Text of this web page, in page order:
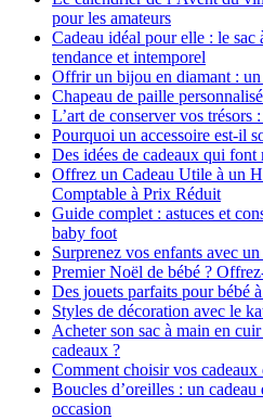
pour les amateurs
Cadeau idéal pour elle : le
tendance et intemporel
Offrir un bijou en diamant : un
Chapeau de paille
L’art de conserver vos
Pourquoi un accessoire est-il
Des idées de cadeaux qui font
Offrez un Cadeau Utile à un
Comptable à Prix Réduit
Guide complet : astuces et
baby foot
Surprenez vos enfants avec
Premier Noël de bébé ?
Des jouets parfaits pour bébé
Styles de décoration avec le
Acheter son sac à main en
cadeaux ?
Comment choisir vos cadeaux
Boucles d’oreilles : un
occasion